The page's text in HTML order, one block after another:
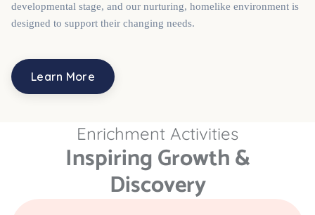
developmental stage, and our nurturing, homelike environment is
designed to support their changing needs.
Learn More
Enrichment Activities
Inspiring Growth &
Discovery